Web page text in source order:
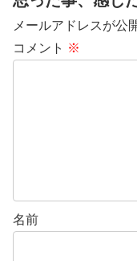
メールアドレスが公
コメント ※
名前